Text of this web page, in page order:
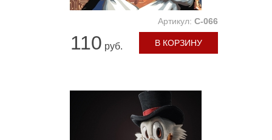
Артикул: C-066
110 руб. В КОРЗИНУ